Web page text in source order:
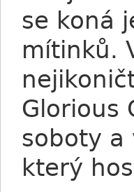
se koná
mítinků.
Glorious
soboty a
který